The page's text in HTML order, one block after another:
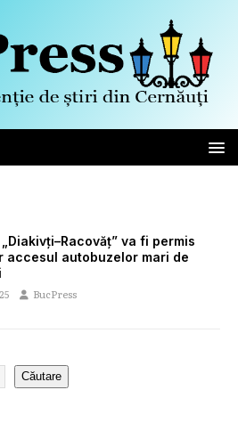
„Diakivți–Racovăț” va fi permis
accesul autobuzelor mari de
BucPress
Căutare